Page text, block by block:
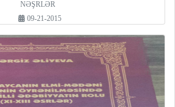
NƏŞRLƏR
09-21-2015